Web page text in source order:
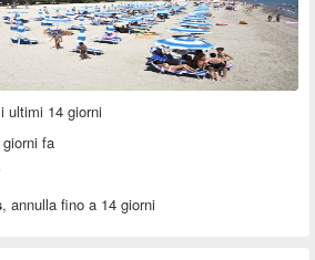
ultimi 14 giorni
fa
, annulla fino a 14 giorni